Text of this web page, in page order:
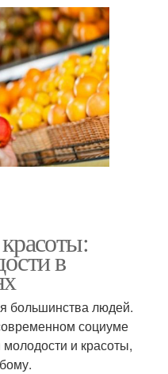
в
большинства людей.
социуме
молодости и красоты,